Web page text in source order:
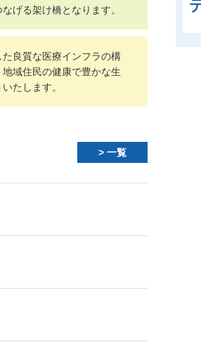
げる架け橋となります。
良質な医療インフラの構
域住民の健康で豊かな生
たします。
> 一覧